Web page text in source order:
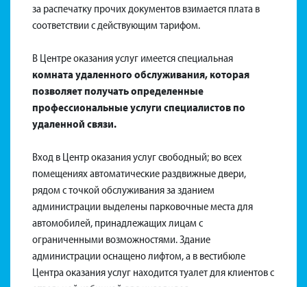
за распечатку прочих документов взимается плата в
соответствии с действующим тарифом.
В Центре оказания услуг имеется специальная
комната удаленного обслуживания, которая
позволяет получать определенные
профессиональные услуги специалистов по
удаленной связи.
Вход в Центр оказания услуг свободный; во всех
помещениях автоматические раздвижные двери,
рядом с точкой обслуживания за зданием
администрации выделены парковочные места для
автомобилей, принадлежащих лицам с
ограниченными возможностями. Здание
администрации оснащено лифтом, а в вестибюле
Центра оказания услуг находится туалет для клиентов с